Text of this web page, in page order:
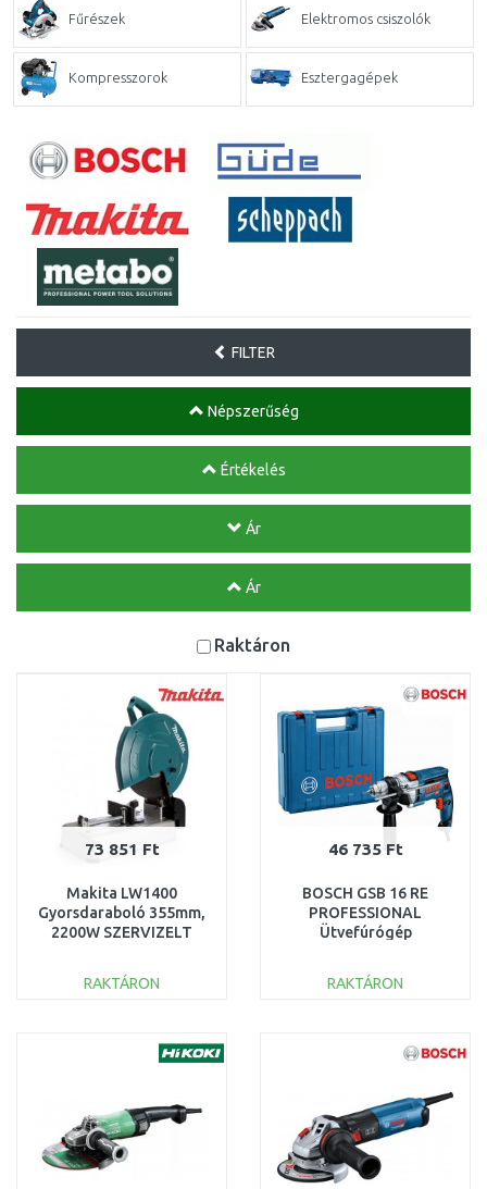
Fűrészek Elektromos csiszolók
Kompresszorok Esztergagépek
FILTER
Népszerűség
Értékelés
Ár
Ár
Raktáron
73 851 Ft
Makita LW1400
Gyorsdaraboló 355mm,
2200W SZERVIZELT
RAKTÁRON
Összehasonlítás
46 735 Ft
BOSCH GSB 16 RE
PROFESSIONAL
Ütvefúrógép
KOFFER
RAKTÁRON
Összehasonlítás